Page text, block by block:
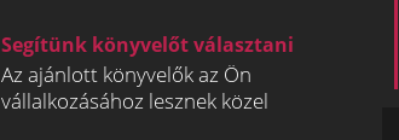
Segítünk könyvelőt választani
Az ajánlott könyvelők az Ön
vállalkozásához lesznek közel